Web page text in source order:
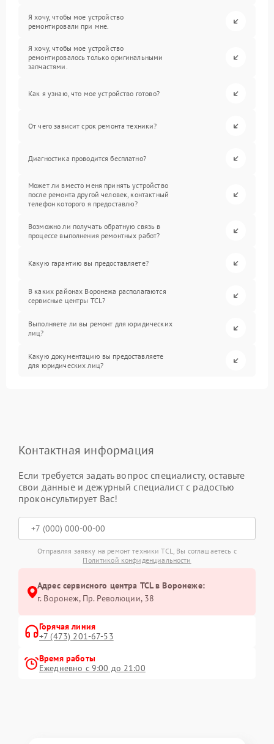
Я хочу, чтобы мое устройство
ремонтировали при мне.
Я хочу, чтобы мое устройство
ремонтировалось только оригинальными
запчастями.
Как я узнаю, что мое устройство готово?
От чего зависит срок ремонта техники?
Диагностика проводится бесплатно?
Может ли вместо меня принять устройство
после ремонта другой человек, контактный
телефон которого я предоставлю?
Возможно ли получать обратную связь в
процессе выполнения ремонтных работ?
Какую гарантию вы предоставляете?
В каких районах Воронежа располагаются
сервисные центры TCL?
Выполняете ли вы ремонт для юридических
лиц?
Какую документацию вы предоставляете
для юридических лиц?
Контактная информация
Если требуется задать вопрос специалисту, оставьте
свои данные и дежурный специалист с радостью
проконсультирует Вас!
Отправляя заявку на ремонт техники TCL, Вы соглашаетесь с
Политикой конфиденциальности
Адрес сервисного центра TCL в Воронеже:
г. Воронеж, Пр. Революции, 38
Горячая линия
+7 (473) 201-67-53
Время работы
Ежедневно с 9:00 до 21:00